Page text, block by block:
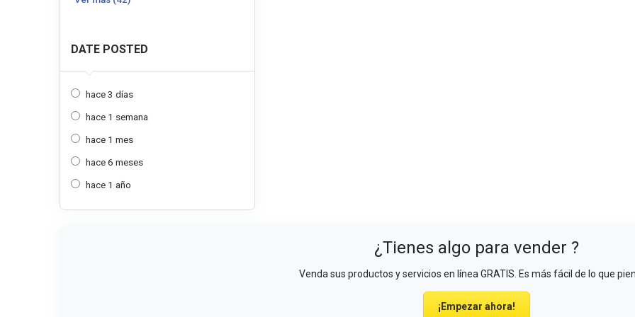
DATE POSTED
hace 3 días
hace 1 semana
hace 1 mes
hace 6 meses
hace 1 año
¿Tienes algo para vender ?
Venda sus productos y servicios en línea GRATIS. Es más fácil de lo que
¡Empezar ahora!